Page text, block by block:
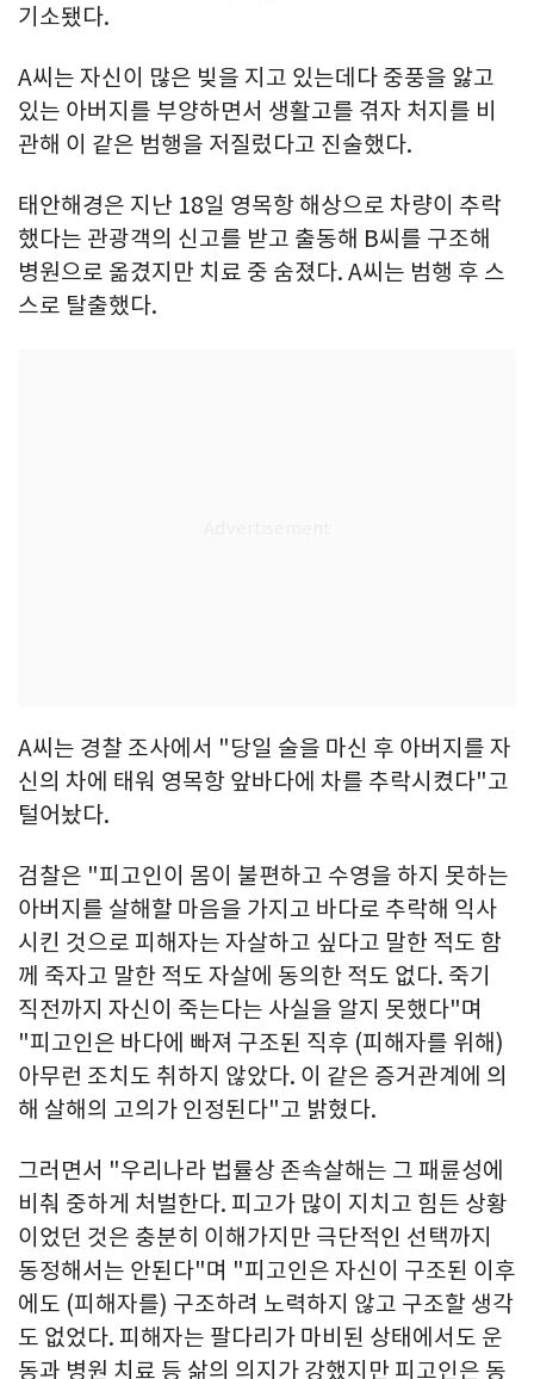
기소됐다.
A씨는 자신이 많은 빚을 지고 있는데다 중풍을 앓고
있는 아버지를 부양하면서 생활고를 겪자 처지를 비
관해 이 같은 범행을 저질렀다고 진술했다.
태안해경은 지난 18일 영목항 해상으로 차량이 추락
했다는 관광객의 신고를 받고 출동해 B씨를 구조해
병원으로 옮겼지만 치료 중 숨졌다. A씨는 범행 후 스
스로 탈출했다.
A씨는 경찰 조사에서 "당일 술을 마신 후 아버지를 자
신의 차에 태워 영목항 앞바다에 차를 추락시켰다"고
털어놨다.
검찰은 "피고인이 몸이 불편하고 수영을 하지 못하는
아버지를 살해할 마음을 가지고 바다로 추락해 익사
시킨 것으로 피해자는 자살하고 싶다고 말한 적도 함
께 죽자고 말한 적도 자살에 동의한 적도 없다. 죽기
직전까지 자신이 죽는다는 사실을 알지 못했다"며
"피고인은 바다에 빠져 구조된 직후 (피해자를 위해)
아무런 조치도 취하지 않았다. 이 같은 증거관계에 의
해 살해의 고의가 인정된다"고 밝혔다.
그러면서 "우리나라 법률상 존속살해는 그 패륜성에
비춰 중하게 처벌한다. 피고가 많이 지치고 힘든 상황
이었던 것은 충분히 이해가지만 극단적인 선택까지
동정해서는 안된다"며 "피고인은 자신이 구조된 이후
에도 (피해자를) 구조하려 노력하지 않고 구조할 생각
도 없었다. 피해자는 팔다리가 마비된 상태에서도 운
동과 병원 치료 등 삶의 의지가 강했지만 피고인은 동